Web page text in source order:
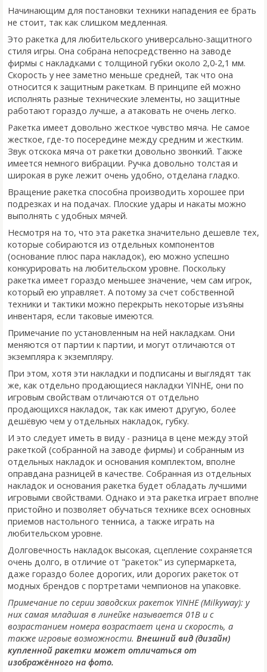
Начинающим для постановки техники нападения ее брать
не стоит, так как слишком медленная.
Это ракетка для любительского универсально-защитного
стиля игры. Она собрана непосредственно на заводе
фирмы с накладками с толщиной губки около 2,0-2,1 мм.
Скорость у нее заметно меньше средней, так что она
относится к защитным ракеткам. В принципе ей можно
исполнять разные технические элементы, но защитные
работают гораздо лучше, а атаковать не очень легко.
Ракетка имеет довольно жесткое чувство мяча. Не самое
жесткое, где-то посередине между средним и жестким.
Звук отскока мяча от ракетки довольно звонкий. Также
имеется немного вибрации. Ручка довольно толстая и
широкая в руке лежит очень удобно, отделана гладко.
Вращение ракетка способна производить хорошее при
подрезках и на подачах. Плоские удары и накаты можно
выполнять с удобных мячей.
Несмотря на то, что эта ракетка значительно дешевле тех,
которые собираются из отдельных компонентов
(основание плюс пара накладок), ею можно успешно
конкурировать на любительском уровне. Поскольку
ракетка имеет гораздо меньшее значение, чем сам игрок,
который ею управляет. А потому за счет собственной
техники и тактики можно перекрыть некоторые изъяны
инвентаря, если таковые имеются.
Примечание по установленным на ней накладкам. Они
меняются от партии к партии, и могут отличаются от
экземпляра к экземпляру.
При этом, хотя эти накладки и подписаны и выглядят так
же, как отдельно продающиеся накладки YINHE, они по
игровым свойствам отличаются от отдельно
продающихся накладок, так как имеют другую, более
дешёвую чем у отдельных накладок, губку.
И это следует иметь в виду - разница в цене между этой
ракеткой (собранной на заводе фирмы) и собранным из
отдельных накладок и основания комплектом, вполне
оправдана разницей в качестве. Собранная из отдельных
накладок и основания ракетка будет обладать лучшими
игровыми свойствами. Однако и эта ракетка играет вполне
пристойно и позволяет обучаться технике всех основных
приемов настольного тенниса, а также играть на
любительском уровне.
Долговечность накладок высокая, сцепление сохраняется
очень долго, в отличие от "ракеток" из супермаркета,
даже гораздо более дорогих, или дорогих ракеток от
модных брендов с портретами чемпионов на упаковке.
Примечание по серии заводских ракеток YINHE (Milkyway): у
них самая младшая в линейке называется 01B и с
возрастанием номера возрастает цена и скорость, а
также игровые возможности. Внешний вид (дизайн)
купленной ракетки может отличаться от
изображённого на фото.